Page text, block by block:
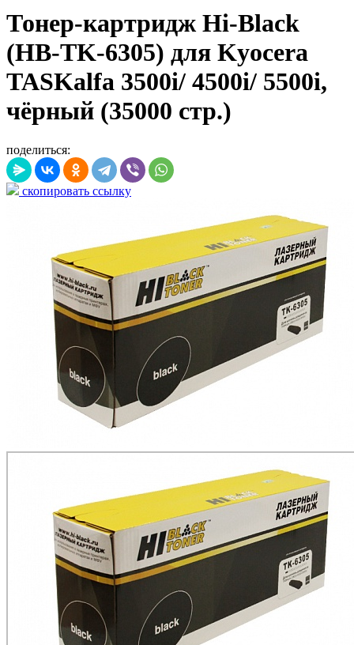
Тонер-картридж Hi-Black
(HB-TK-6305) для Kyocera
TASKalfa 3500i/ 4500i/ 5500i,
чёрный (35000 стр.)
поделиться:
скопировать ссылку